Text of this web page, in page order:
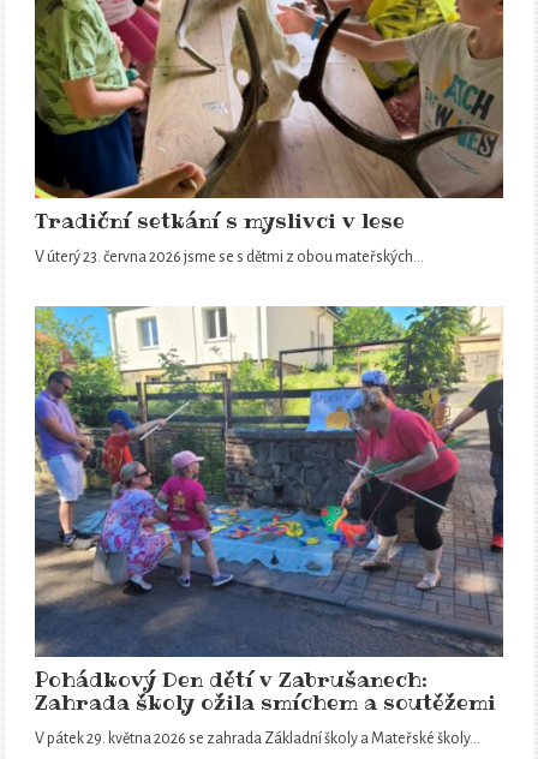
Tradiční setkání s myslivci v lese
V úterý 23. června 2026 jsme se s dětmi z obou mateřských…
Pohádkový Den dětí v Zabrušanech:
Zahrada školy ožila smíchem a soutěžemi
V pátek 29. května 2026 se zahrada Základní školy a Mateřské školy…